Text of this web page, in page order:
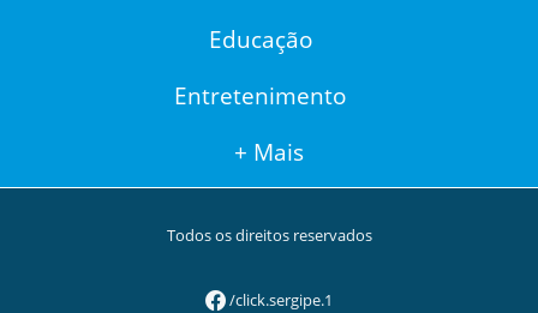
Educação
Entretenimento
+ Mais
Todos os direitos reservados
/click.sergipe.1